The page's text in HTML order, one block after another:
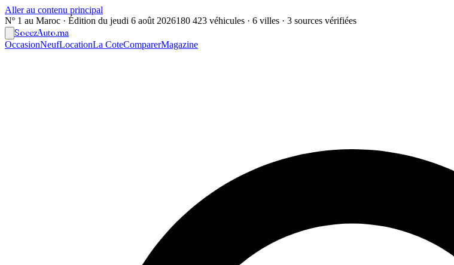
Aller au contenu principal
Nº 1 au Maroc · Édition du jeudi 6 août 2026180 423 véhicules · 6 villes · 3 sources vérifiées
SoeezAuto.ma
OccasionNeufLocationLa CoteComparerMagazine